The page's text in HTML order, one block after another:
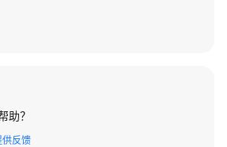
助？
供反馈